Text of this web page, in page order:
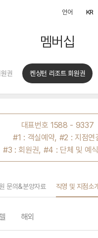
언어 KR
멤버십
권 켄싱턴 리조트 회원권
대표번호1588 - 9337
#1 : 객실예약, #2 : 지점연
#3 : 회원권, #4 : 단체 및 예
문의&분양자료 직영 및 지점소
해외